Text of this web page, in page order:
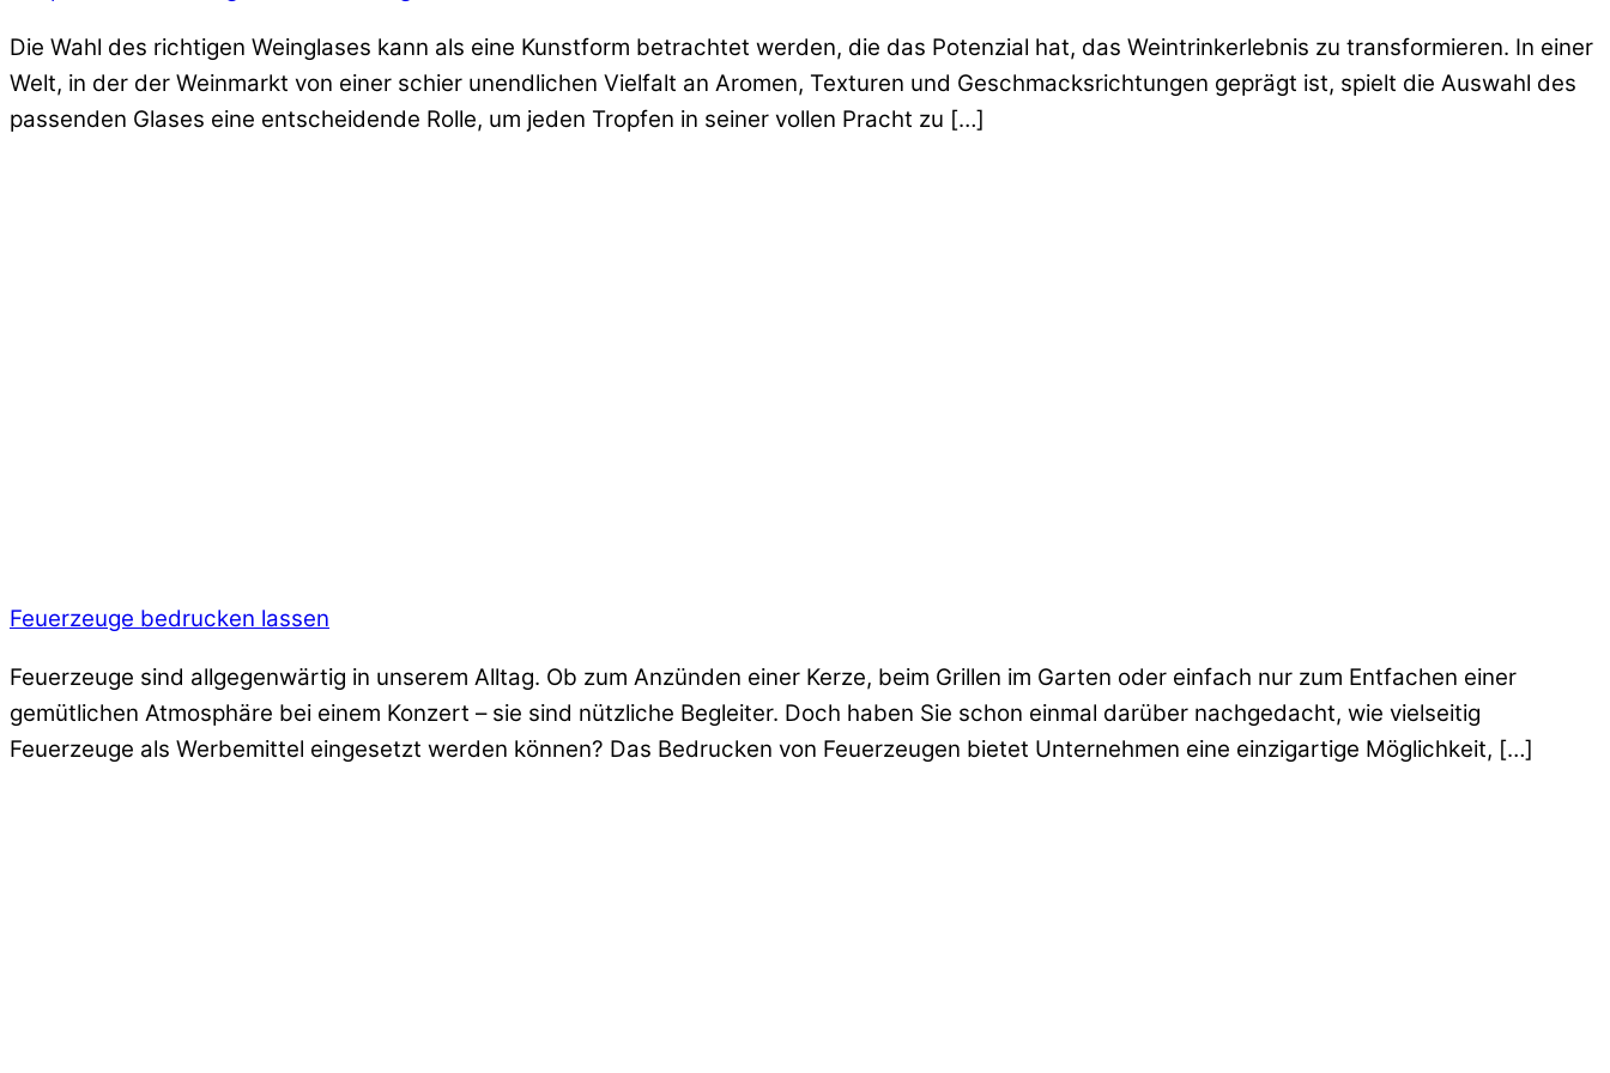
Die Wahl des richtigen Weinglases kann als eine Kunstform betrachtet werden, die das Potenzial hat, das Weintrinkerlebnis zu transformieren. In einer
Welt, in der der Weinmarkt von einer schier unendlichen Vielfalt an Aromen, Texturen und Geschmacksrichtungen geprägt ist, spielt die Auswahl des
passenden Glases eine entscheidende Rolle, um jeden Tropfen in seiner vollen Pracht zu […]
Feuerzeuge bedrucken lassen
Feuerzeuge sind allgegenwärtig in unserem Alltag. Ob zum Anzünden einer Kerze, beim Grillen im Garten oder einfach nur zum Entfachen einer
gemütlichen Atmosphäre bei einem Konzert – sie sind nützliche Begleiter. Doch haben Sie schon einmal darüber nachgedacht, wie vielseitig
Feuerzeuge als Werbemittel eingesetzt werden können? Das Bedrucken von Feuerzeugen bietet Unternehmen eine einzigartige Möglichkeit, […]